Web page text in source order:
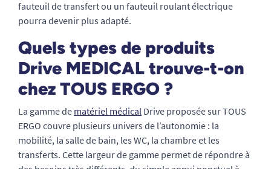
fauteuil de transfert ou un fauteuil roulant électrique
pourra devenir plus adapté.
Quels types de produits
Drive MEDICAL trouve-t-on
chez TOUS ERGO ?
La gamme de matériel médical Drive proposée sur TOUS
ERGO couvre plusieurs univers de l’autonomie : la
mobilité, la salle de bain, les WC, la chambre et les
transferts. Cette largeur de gamme permet de répondre à